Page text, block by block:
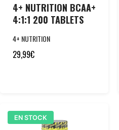
4+ NUTRITION BCAA+
4:1:1 200 TABLETS
4+ NUTRITION
29,99€
EN STOCK